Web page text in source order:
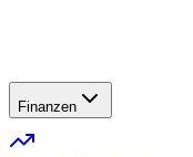
Finanzen